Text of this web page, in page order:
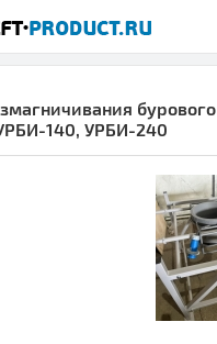
бурового
140, УРБИ-240